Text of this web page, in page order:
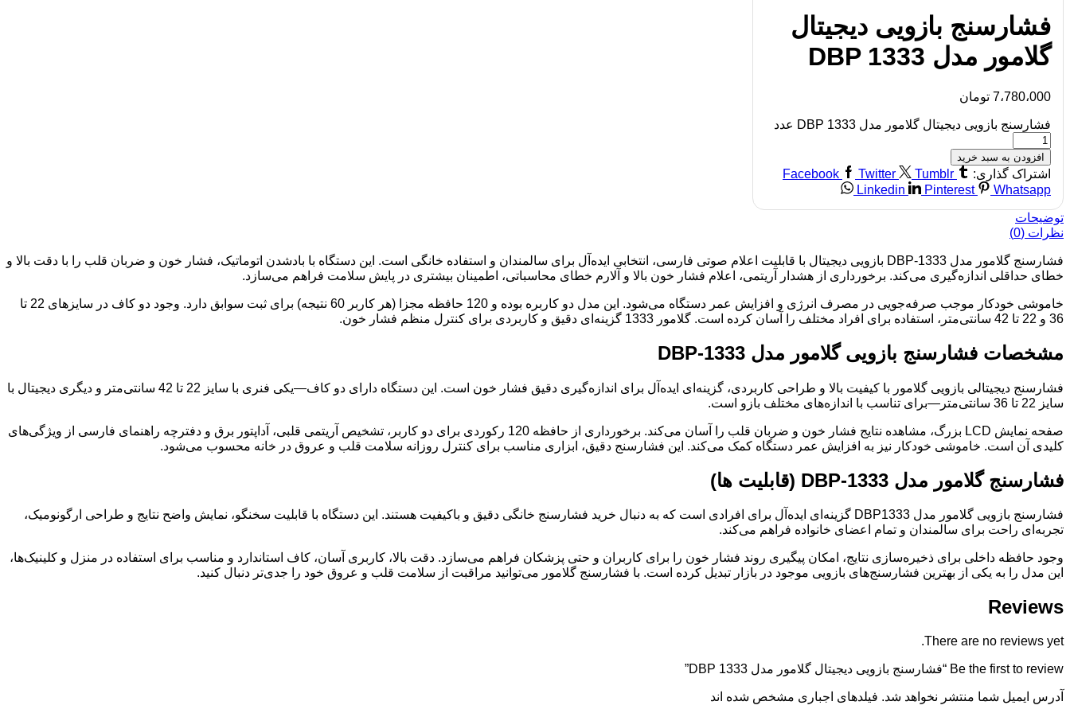
فشارسنج بازویی دیجیتال
گلامور مدل DBP 1333
7،780،000 تومان
فشارسنج بازویی دیجیتال گلامور مدل DBP 1333 عدد
افزودن به سبد خرید
اشتراک گذاری: Facebook Twitter
Tumblr
Linkedin
Pinterest Whatsapp
توضیحات
نظرات (0)
فشارسنج گلامور مدل DBP-1333 بازویی دیجیتال با قابلیت اعلام صوتی فارسی، انتخابی ایده‌آل برای سالمندان و استفاده خانگی است. این دستگاه با بادشدن اتوماتیک، فشار خون و ضربان قلب را با دقت بالا و
خطای حداقلی اندازه‌گیری می‌کند. برخورداری از هشدار آریتمی، اعلام فشار خون بالا و آلارم خطای محاسباتی، اطمینان بیشتری در پایش سلامت فراهم می‌سازد.
خاموشی خودکار موجب صرفه‌جویی در مصرف انرژی و افزایش عمر دستگاه می‌شود. این مدل دو کاربره بوده و 120 حافظه مجزا (هر کاربر 60 نتیجه) برای ثبت سوابق دارد. وجود دو کاف در سایزهای 22 تا
36 و 22 تا 42 سانتی‌متر، استفاده برای افراد مختلف را آسان کرده است. گلامور 1333 گزینه‌ای دقیق و کاربردی برای کنترل منظم فشار خون.
مشخصات فشارسنج بازویی گلامور مدل DBP-1333
فشارسنج دیجیتالی بازویی گلامور با کیفیت بالا و طراحی کاربردی، گزینه‌ای ایده‌آل برای اندازه‌گیری دقیق فشار خون است. این دستگاه دارای دو کاف—یکی فنری با سایز 22 تا 42 سانتی‌متر و دیگری دیجیتال با
سایز 22 تا 36 سانتی‌متر—برای تناسب با اندازه‌های مختلف بازو است.
صفحه نمایش LCD بزرگ، مشاهده نتایج فشار خون و ضربان قلب را آسان می‌کند. برخورداری از حافظه 120 رکوردی برای دو کاربر، تشخیص آریتمی قلبی، آداپتور برق و دفترچه راهنمای فارسی از ویژگی‌های
کلیدی آن است. خاموشی خودکار نیز به افزایش عمر دستگاه کمک می‌کند. این فشارسنج دقیق، ابزاری مناسب برای کنترل روزانه سلامت قلب و عروق در خانه محسوب می‌شود.
فشارسنج گلامور مدل DBP-1333 (قابلیت ها)
فشارسنج بازویی گلامور مدل DBP1333 گزینه‌ای ایده‌آل برای افرادی است که به دنبال خرید فشارسنج خانگی دقیق و باکیفیت هستند. این دستگاه با قابلیت سخنگو، نمایش واضح نتایج و طراحی ارگونومیک،
تجربه‌ای راحت برای سالمندان و تمام اعضای خانواده فراهم می‌کند.
وجود حافظه داخلی برای ذخیره‌سازی نتایج، امکان پیگیری روند فشار خون را برای کاربران و حتی پزشکان فراهم می‌سازد. دقت بالا، کاربری آسان، کاف استاندارد و مناسب برای استفاده در منزل و کلینیک‌ها،
این مدل را به یکی از بهترین فشارسنج‌های بازویی موجود در بازار تبدیل کرده است. با فشارسنج گلامور می‌توانید مراقبت از سلامت قلب و عروق خود را جدی‌تر دنبال کنید.
Reviews
There are no reviews yet.
Be the first to review “فشارسنج بازویی دیجیتال گلامور مدل DBP 1333”
آدرس ایمیل شما منتشر نخواهد شد. فیلدهای اجباری مشخص شده اند